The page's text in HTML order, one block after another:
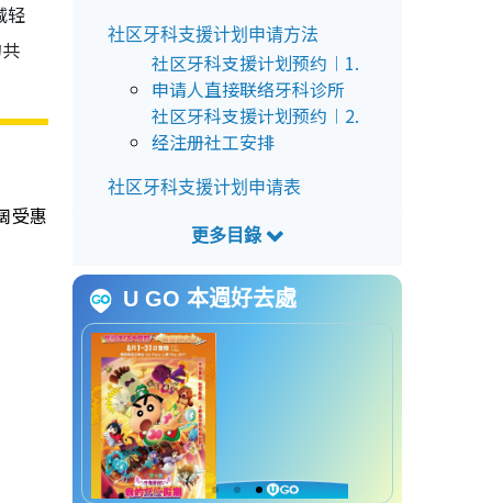
轻
受惠
社区牙科支援计划申请方法
社区牙科支援计划预约︱1.
申请人直接联络牙科诊所
社区牙科支援计划预约︱2.
经注册社工安排
社区牙科支援计划申请表
社区牙科支援计划资格
社区牙科支援计划无家者条
件
社区牙科支援计划诊所地址
社区牙科支援计划资助项目
每180天可申请资助
每365天可申请资助
每5年或以上可申请资助
U GO 本週好去處